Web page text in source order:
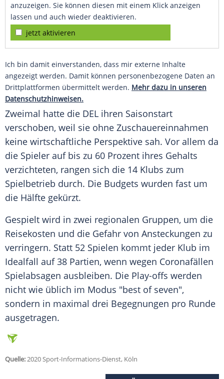
anzuzeigen. Sie können diesen mit einem Klick anzeigen
lassen und auch wieder deaktivieren.
jetzt aktivieren
Ich bin damit einverstanden, dass mir externe Inhalte
angezeigt werden. Damit können personenbezogene Daten an
Drittplattformen übermittelt werden. Mehr dazu in unseren
Datenschutzhinweisen.
Zweimal hatte die DEL ihren Saisonstart
verschoben, weil sie ohne Zuschauereinnahmen
keine wirtschaftliche Perspektive sah. Vor allem da
die Spieler auf bis zu 60 Prozent ihres Gehalts
verzichteten, rangen sich die 14 Klubs zum
Spielbetrieb durch. Die Budgets wurden fast um
die Hälfte gekürzt.
Gespielt wird in zwei regionalen Gruppen, um die
Reisekosten und die Gefahr von Ansteckungen zu
verringern. Statt 52 Spielen kommt jeder Klub im
Idealfall auf 38 Partien, wenn wegen Coronafällen
Spielabsagen ausbleiben. Die Play-offs werden
nicht wie üblich im Modus "best of seven",
sondern in maximal drei Begegnungen pro Runde
ausgetragen.
Quelle:2020 Sport-Informations-Dienst, Köln